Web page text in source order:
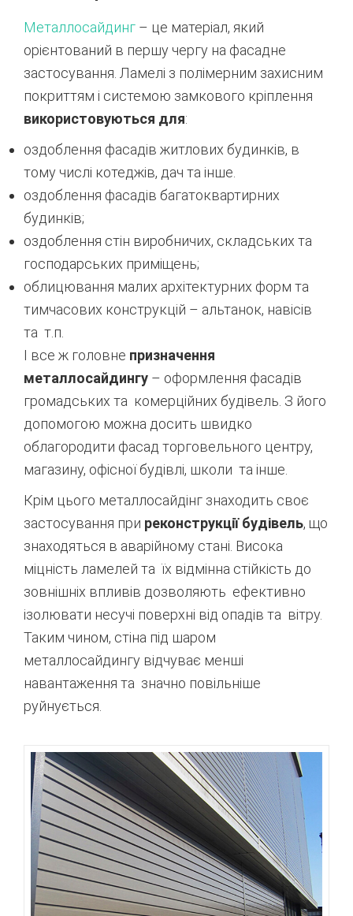
Металлосайдинг – це матеріал, який
орієнтований в першу чергу на фасадне
застосування. Ламелі з полімерним захисним
покриттям і системою замкового кріплення
використовуються для:
оздоблення фасадів житлових будинків, в
тому числі котеджів, дач та інше.
оздоблення фасадів багатоквартирних
будинків;
оздоблення стін виробничих, складських та
господарських приміщень;
облицювання малих архітектурних форм та
тимчасових конструкцій – альтанок, навісів
та т.п.
І все ж головне призначення
металлосайдингу – оформлення фасадів
громадських та комерційних будівель. З його
допомогою можна досить швидко
облагородити фасад торговельного центру,
магазину, офісної будівлі, школи та інше.
Крім цього металлосайдінг знаходить своє
застосування при реконструкції будівель, що
знаходяться в аварійному стані. Висока
міцність ламелей та їх відмінна стійкість до
зовнішніх впливів дозволяють ефективно
ізолювати несучі поверхні від опадів та вітру.
Таким чином, стіна під шаром
металлосайдингу відчуває менші
навантаження та значно повільніше
руйнується.